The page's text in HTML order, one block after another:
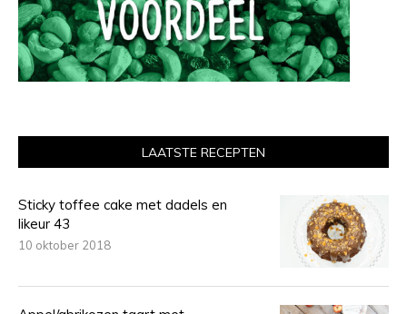
LAATSTE RECEPTEN
Sticky toffee cake met dadels en
likeur 43
10 oktober 2018